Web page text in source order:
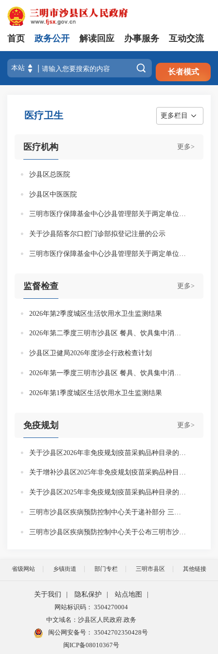
注册 登录
首页 政务公开 解读回应 办事服务 互动交流
 长者模式
医疗卫生 更多栏目
更多>
医疗机构
沙县区总医院
沙县区中医医院
三明市医疗保障基金中心沙县管理部关于两定单位退出我市医保定点协议管理的公示
关于沙县陌客尔口腔门诊部拟登记注册的公示
更多>
监督检查
2026年第2季度城区生活饮用水卫生监测结果
2026年第二季度三明市沙县区 餐具、饮具集中消毒服务单位监督抽检情况
沙县区卫健局2026年度涉企行政检查计划
2026年第一季度三明市沙县区 餐具、饮具集中消毒服务单位监督抽检情况
2026年第1季度城区生活饮用水卫生监测结果
更多>
免疫规划
关于增补沙县区2025年非免疫规划疫苗采购品种目录的公布
关于沙县区2025年非免疫规划疫苗采购品种目录的公示
省级网站 乡镇街道 部门专栏 三明市县区 其他链接
关于我们 | 隐私保护 | 站点地图
|
网站标识码： 3504270004
中文域名：沙县区人民政府.政务
闽公网安备号： 35042702350428号
闽ICP备08010367号